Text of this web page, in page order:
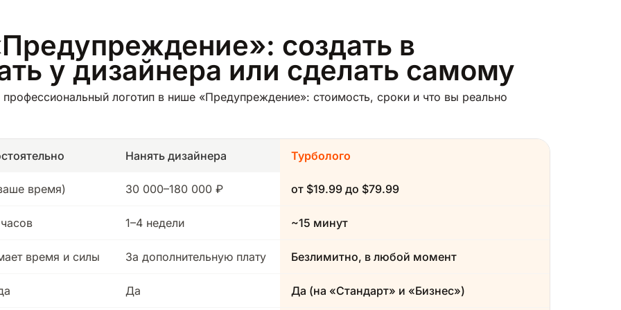
создать в
у дизайнера или сделать самому
логотип в нише «Предупреждение»: стоимость, сроки и что вы реально
Нанять дизайнера Турболого
время) 30 000–180 000 ₽ от $19.99 до $79.99
1–4 недели ~15 минут
время и силы За дополнительную плату Безлимитно, в любой момент
Да Да (на «Стандарт» и «Бизнес»)